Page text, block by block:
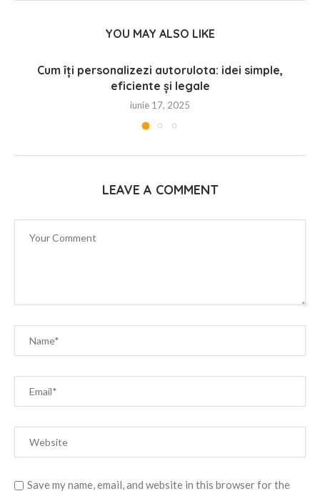
YOU MAY ALSO LIKE
Cum îți personalizezi autorulota: idei simple,
eficiente și legale
iunie 17, 2025
LEAVE A COMMENT
Save my name, email, and website in this browser for the